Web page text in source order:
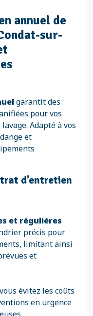
annuel de
sur-
garantit des
pour vos
Adapté à vos
et
d’entretien
et régulières
précis pour
limitant ainsi
et
évitez les coûts
en urgence